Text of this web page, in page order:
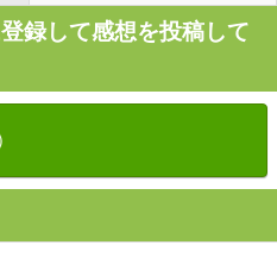
録して感想を投稿して